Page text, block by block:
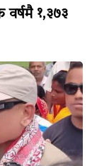
वर्षमै १,३७३